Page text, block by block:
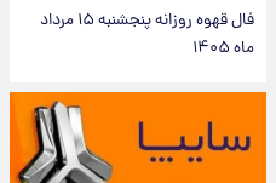
فال قهوه روزانه پنجشنبه ۱۵ مرداد
ماه ۱۴۰۵